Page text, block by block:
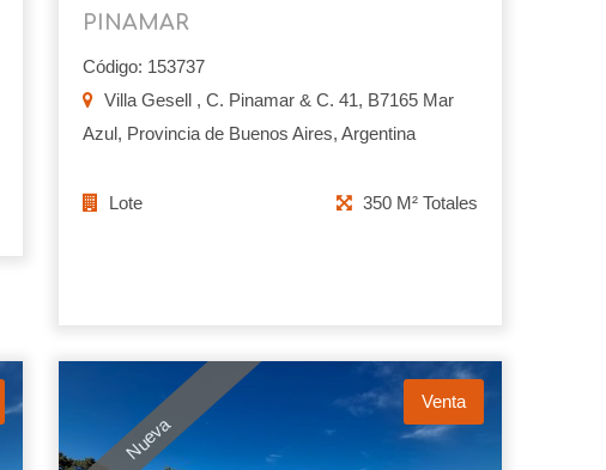
PINAMAR
Código: 153737
Villa Gesell , C. Pinamar & C. 41, B7165 Mar
Azul, Provincia de Buenos Aires, Argentina
Lote 350 M² Totales
Nueva
Venta